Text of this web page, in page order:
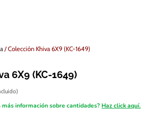
/ Colección Khiva 6X9 (KC-1649)
6X9 (KC-1649)
más información sobre cantidades? Haz click aquí.